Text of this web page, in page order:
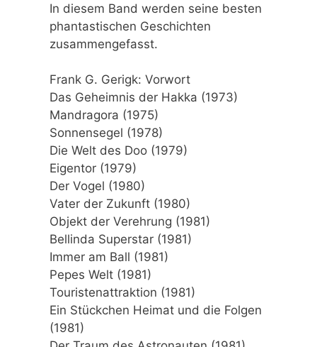
In diesem Band werden seine besten
phantastischen Geschichten
zusammengefasst.
Frank G. Gerigk: Vorwort
Das Geheimnis der Hakka (1973)
Mandragora (1975)
Sonnensegel (1978)
Die Welt des Doo (1979)
Eigentor (1979)
Der Vogel (1980)
Vater der Zukunft (1980)
Objekt der Verehrung (1981)
Bellinda Superstar (1981)
Immer am Ball (1981)
Pepes Welt (1981)
Touristenattraktion (1981)
Ein Stückchen Heimat und die Folgen
(1981)